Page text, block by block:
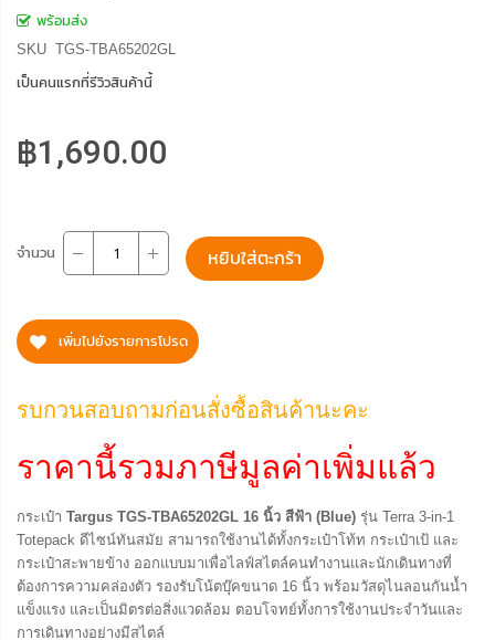
พร้อมส่ง
SKU TGS-TBA65202GL
เป็นคนแรกที่รีวิวสินค้านี้
฿1,690.00
จำนวน หยิบใส่ตะกร้า
เพิ่มไปยังรายการโปรด
รบกวนสอบถามก่อนสั่งซื้อสินค้านะคะ
ราคานี้รวมภาษีมูลค่าเพิ่มแล้ว
กระเป๋า Targus TGS-TBA65202GL 16 นิ้ว สีฟ้า (Blue) รุ่น Terra 3-in-1
Totepack ดีไซน์ทันสมัย สามารถใช้งานได้ทั้งกระเป๋าโท้ท กระเป๋าเป้ และ
กระเป๋าสะพายข้าง ออกแบบมาเพื่อไลฟ์สไตล์คนทำงานและนักเดินทางที่
ต้องการความคล่องตัว รองรับโน้ตบุ๊คขนาด 16 นิ้ว พร้อมวัสดุไนลอนกันน้ำ
แข็งแรง และเป็นมิตรต่อสิ่งแวดล้อม ตอบโจทย์ทั้งการใช้งานประจำวันและ
การเดินทางอย่างมีสไตล์